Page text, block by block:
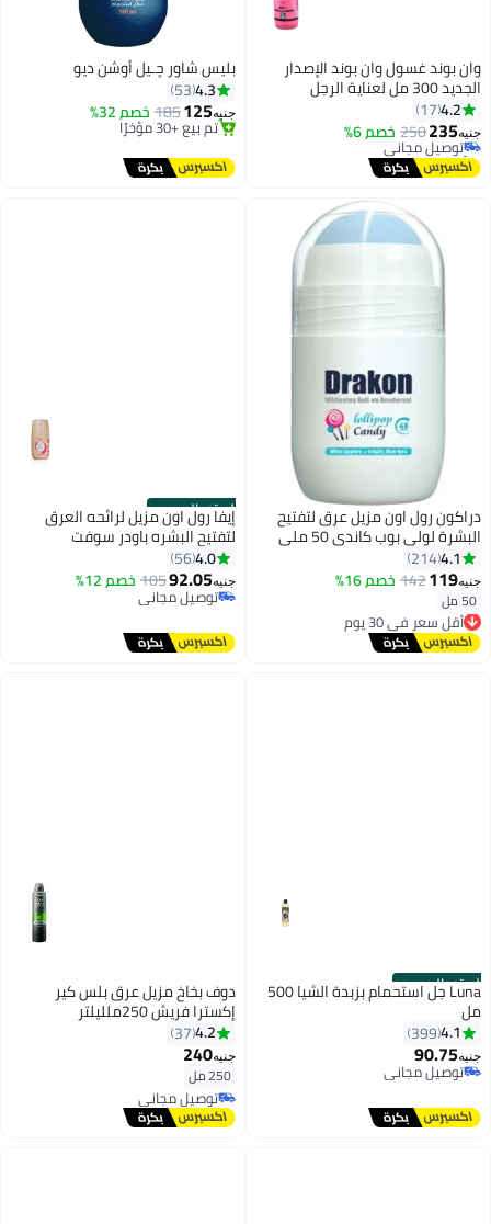
وان بوند غسول وان بوند الإصدار
الجديد 300 مل لعناية الرجل
المتكاملة وانتعاش يدوم 24 ساعة
4.2
17
جنيه235
250 خصم 6%توصيل مجاني
تم بيع +10 مؤخرًا
توصيل مجاني
بليس شاور چـيل أوشن ديو
4.3
53
جنيه125
185 خصم 32%
توصيل مجاني
بتخلّص بسرعة
تم بيع +30 مؤخرًا
توصيل مجاني
دراكون رول اون مزيل عرق لتفتيح
البشرة لولي بوب كاندي 50 ملي
4.1
214
جنيه119
142 خصم 16%
50 ملأقل سعر في 30 يوم
توصيل مجاني
أقل سعر في 30 يوم
الستور الرسمي
إيفا رول اون مزيل لرائحه العرق
لتفتيح البشره باودر سوفت
4.0
56
جنيه92.05
105 خصم 12%
توصيل مجاني
توصيل مجاني
الستور الرسمي Luna جل استحمام بزبدة الشيا 500
مل
4.1
399
جنيه90.75
توصيل مجاني
توصيل مجاني
دوف بخاخ مزيل عرق بلس كير
إكسترا فريش 250ملليلتر
4.2
37
جنيه240
250 مل
توصيل مجاني
توصيل مجاني